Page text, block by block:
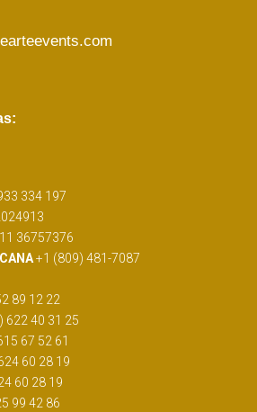
334 197
36757376
+1 (809) 481-7087
89 12 22
622 40 31 25
67 52 61
60 28 19
60 28 19
99 42 86